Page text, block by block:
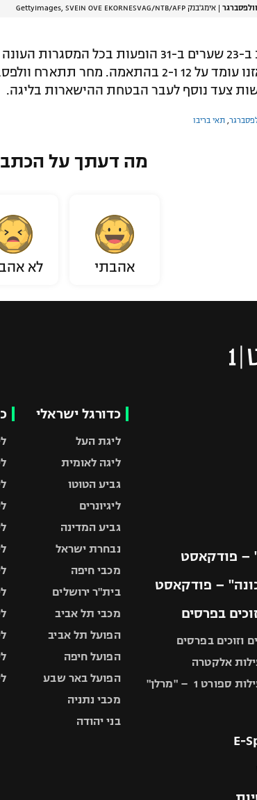
אימג'בנק GettyImages, SVEIN OVE EKORNESVAG/NTB/AFP
כשבליגה מאזנו עומד על 12 ו-2 בהתאמה.
צעד נוסף לעבר הבטחת ההישארות בליגה.
תאי בריבו
מה דעתך על
אהבתי לא
– פודקאסט
– פודקאסט
בפרסים
וזוכים בפרסים
אלקטרה
1 – "מרלן"
כדורגל ישראלי
ליגת העל
ליגה לאומית
גביע הטוטו
ליגיונרים
גביע המדינה
נבחרת ישראל
מכבי חיפה
בית"ר ירושלים
מכבי תל אביב
הפועל תל אביב
הפועל חיפה
הפועל באר שבע
מכבי נתניה
בני יהודה